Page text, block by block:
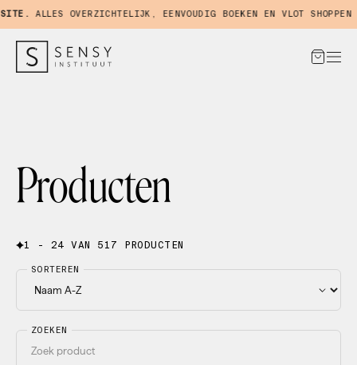
ALLES OVERZICHTELIJK, EENVOUDIG BOEKEN EN VLOT SHOPPEN IN
Producten
1 - 24 VAN 517 PRODUCTEN
ZOEKEN
SORTEREN